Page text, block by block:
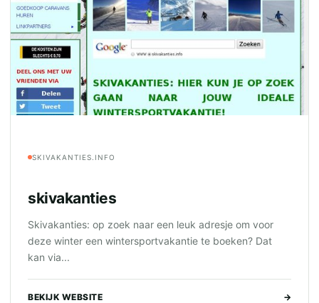
SKIVAKANTIES.INFO
skivakanties
Skivakanties: op zoek naar een leuk adresje om voor
deze winter een wintersportvakantie te boeken? Dat
kan via...
BEKIJK WEBSITE →